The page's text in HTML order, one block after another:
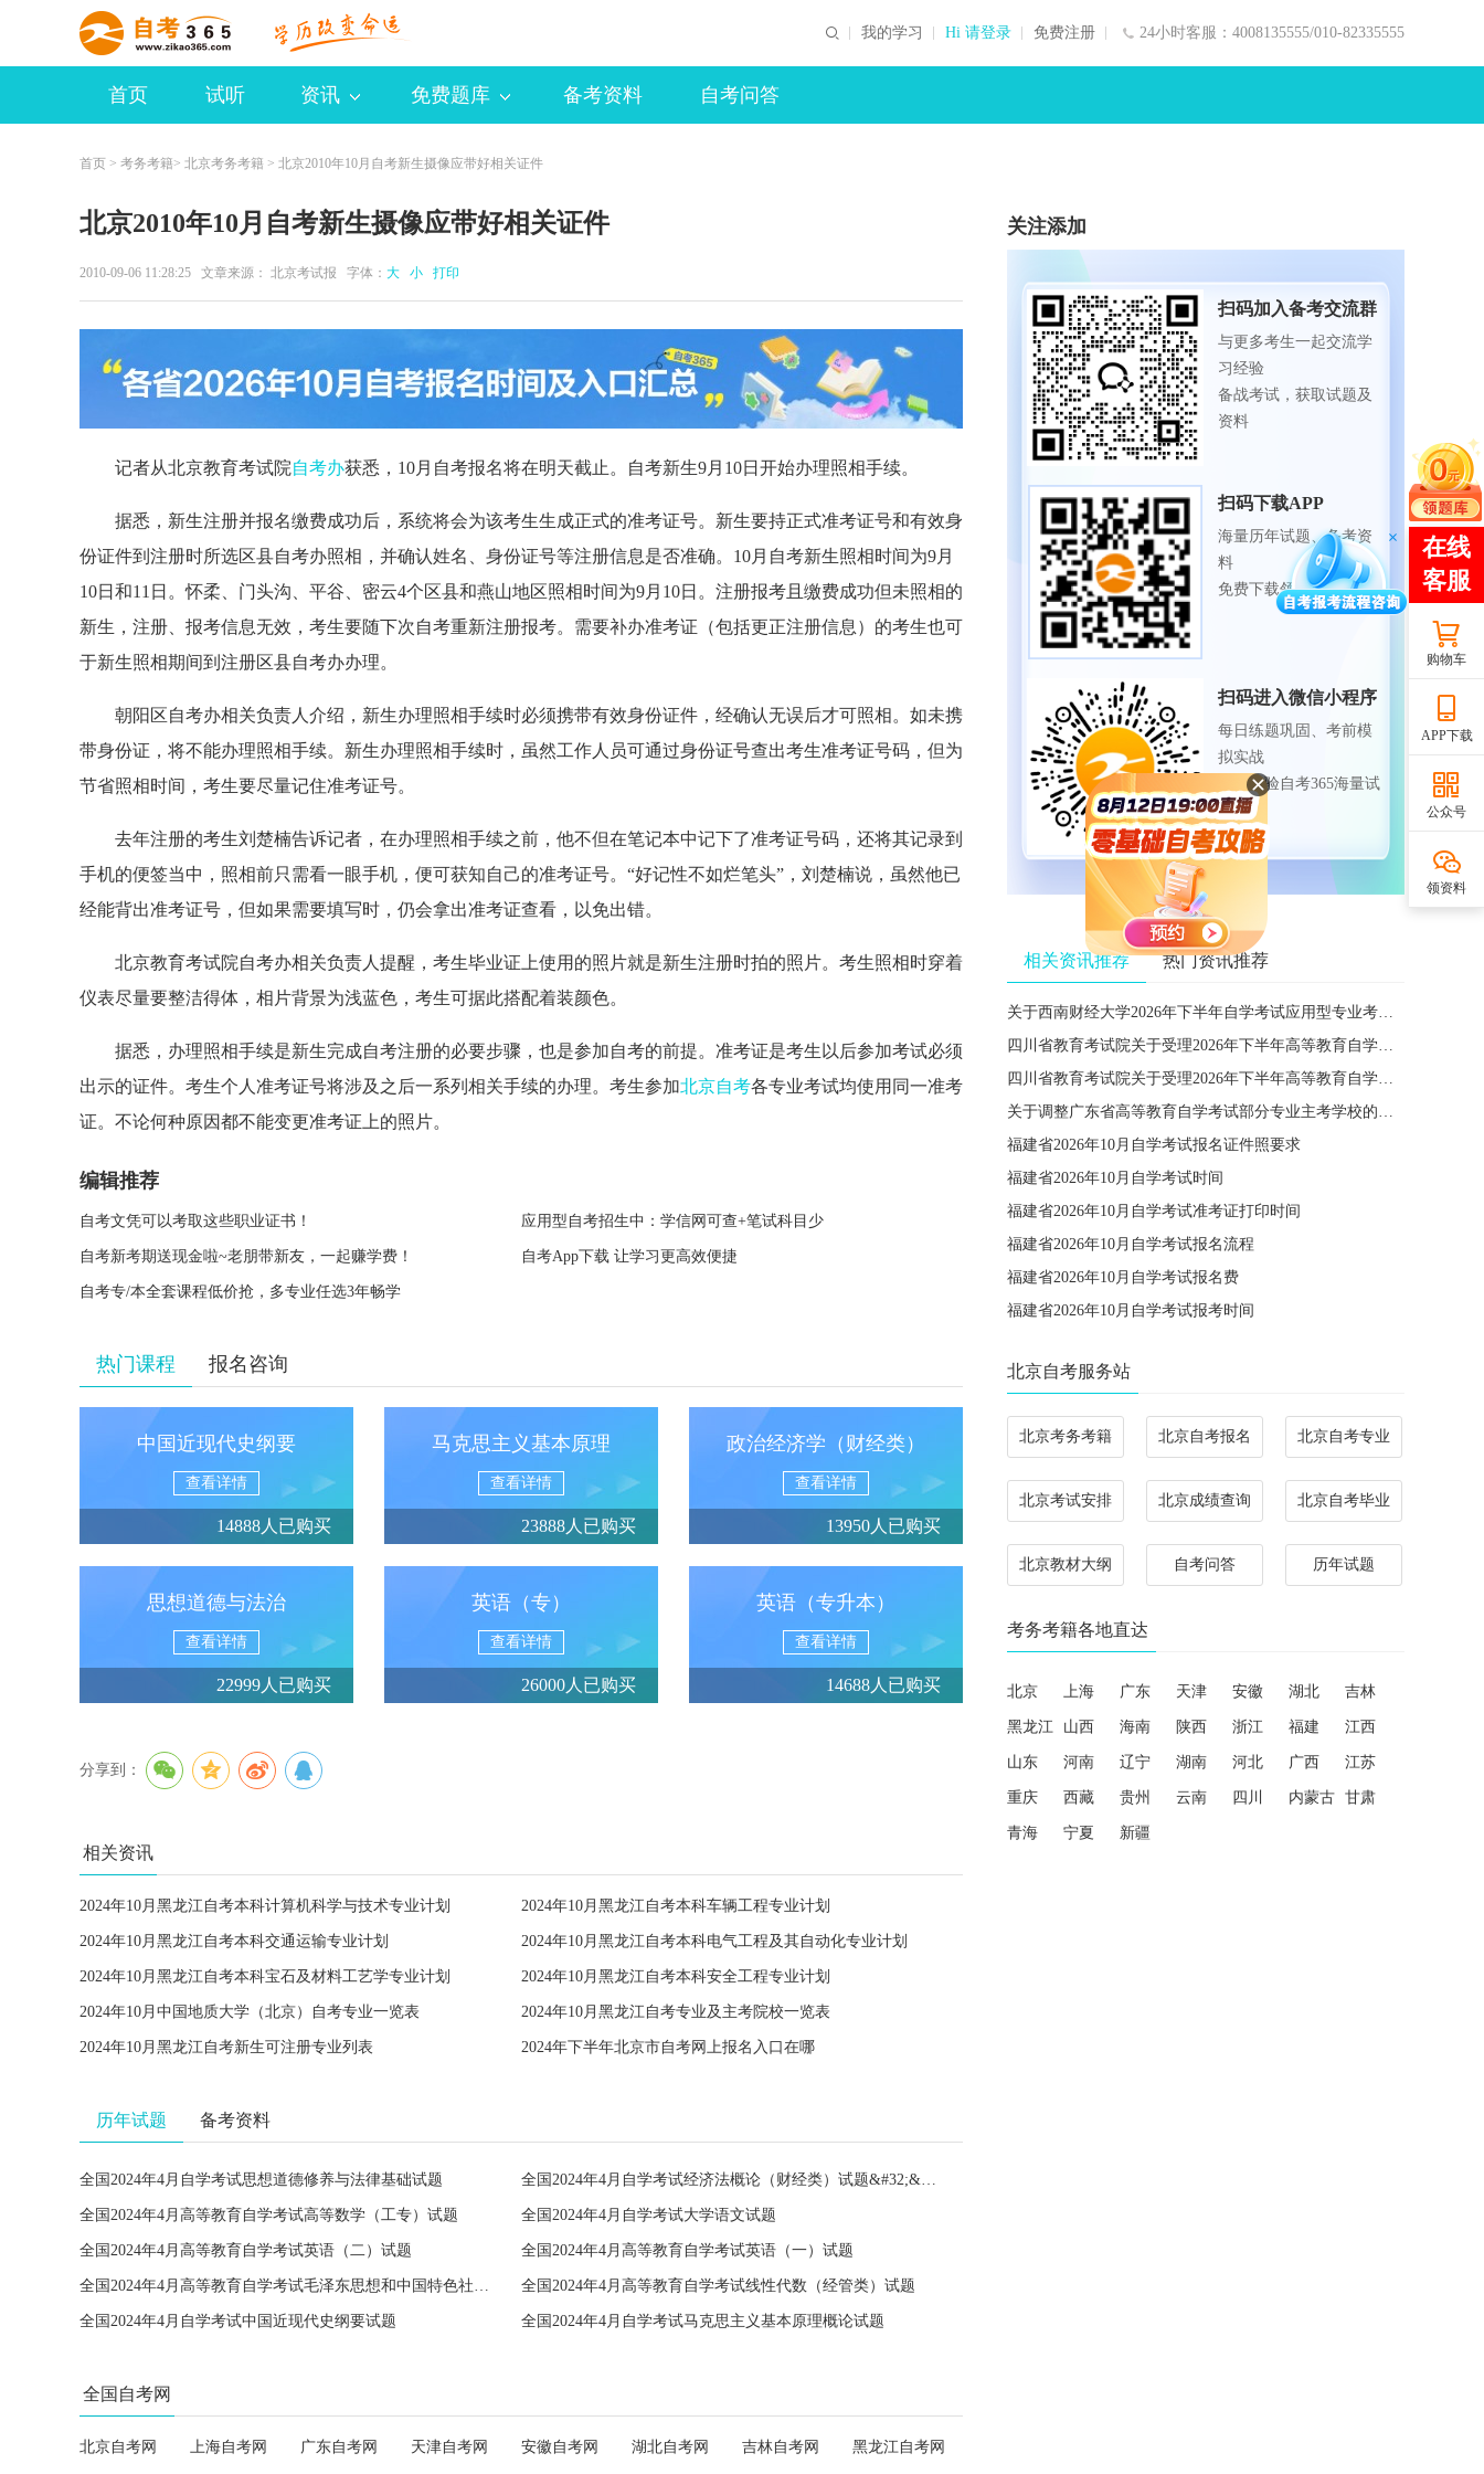
24小时客服：4008135555/010-82335555
我的学习 Hi 请登录 免费注册
首页 试听 资讯 免费题库 备考资料 自考问答
首页 > 考务考籍> 北京考务考籍 > 北京2010年10月自考新生摄像应带好相关证件
北京2010年10月自考新生摄像应带好相关证件
2010-09-06 11:28:25 文章来源： 北京考试报 字体： 大 小 打印
记者从北京教育考试院自考办获悉，10月自考报名将在明天截止。自考新生9月10日开始办理照相手续。
据悉，新生注册并报名缴费成功后，系统将会为该考生生成正式的准考证号。新生要持正式准考证号和有效身
份证件到注册时所选区县自考办照相，并确认姓名、身份证号等注册信息是否准确。10月自考新生照相时间为9月
10日和11日。怀柔、门头沟、平谷、密云4个区县和燕山地区照相时间为9月10日。注册报考且缴费成功但未照相的
新生，注册、报考信息无效，考生要随下次自考重新注册报考。需要补办准考证（包括更正注册信息）的考生也可
于新生照相期间到注册区县自考办办理。
朝阳区自考办相关负责人介绍，新生办理照相手续时必须携带有效身份证件，经确认无误后才可照相。如未携
带身份证，将不能办理照相手续。新生办理照相手续时，虽然工作人员可通过身份证号查出考生准考证号码，但为
节省照相时间，考生要尽量记住准考证号。
去年注册的考生刘楚楠告诉记者，在办理照相手续之前，他不但在笔记本中记下了准考证号码，还将其记录到
手机的便签当中，照相前只需看一眼手机，便可获知自己的准考证号。“好记性不如烂笔头”，刘楚楠说，虽然他已
经能背出准考证号，但如果需要填写时，仍会拿出准考证查看，以免出错。
北京教育考试院自考办相关负责人提醒，考生毕业证上使用的照片就是新生注册时拍的照片。考生照相时穿着
仪表尽量要整洁得体，相片背景为浅蓝色，考生可据此搭配着装颜色。
据悉，办理照相手续是新生完成自考注册的必要步骤，也是参加自考的前提。准考证是考生以后参加考试必须
出示的证件。考生个人准考证号将涉及之后一系列相关手续的办理。考生参加北京自考各专业考试均使用同一准考
证。不论何种原因都不能变更准考证上的照片。
编辑推荐
自考文凭可以考取这些职业证书！ 应用型自考招生中：学信网可查+笔试科目少
自考新考期送现金啦~老朋带新友，一起赚学费！ 自考App下载 让学习更高效便捷
自考专/本全套课程低价抢，多专业任选3年畅学
热门课程 报名咨询
中国近现代史纲要
查看详情
14888人已购买
马克思主义基本原理
查看详情
23888人已购买
政治经济学（财经类）
查看详情
13950人已购买
思想道德与法治
查看详情
22999人已购买
英语（专）
查看详情
26000人已购买
英语（专升本）
查看详情
14688人已购买
分享到：
相关资讯
2024年10月黑龙江自考本科计算机科学与技术专业计划 2024年10月黑龙江自考本科车辆工程专业计划
2024年10月黑龙江自考本科交通运输专业计划 2024年10月黑龙江自考本科电气工程及其自动化专业计划
2024年10月黑龙江自考本科宝石及材料工艺学专业计划 2024年10月黑龙江自考本科安全工程专业计划
2024年10月中国地质大学（北京）自考专业一览表 2024年10月黑龙江自考专业及主考院校一览表
2024年10月黑龙江自考新生可注册专业列表 2024年下半年北京市自考网上报名入口在哪
历年试题 备考资料
全国2024年4月自学考试思想道德修养与法律基础试题 全国2024年4月自学考试经济法概论（财经类）试题&#32;&#32;
全国2024年4月高等教育自学考试高等数学（工专）试题 全国2024年4月自学考试大学语文试题
全国2024年4月高等教育自学考试英语（二）试题 全国2024年4月高等教育自学考试英语（一）试题
全国2024年4月高等教育自学考试毛泽东思想和中国特色社会主义理论体系概论试题 全国2024年4月高等教育自学考试线性代数（经管类）试题
全国2024年4月自学考试中国近现代史纲要试题 全国2024年4月自学考试马克思主义基本原理概论试题
全国自考网
北京自考网 上海自考网 广东自考网 天津自考网 安徽自考网 湖北自考网 吉林自考网 黑龙江自考网
关注添加
扫码加入备考交流群
与更多考生一起交流学
习经验
备战考试，获取试题及
资料
扫码下载APP
海量历年试题、备考资
料
免费下载领取
扫码进入微信小程序
每日练题巩固、考前模
拟实战
免费体验自考365海量试
题
相关资讯推荐 热门资讯推荐
关于西南财经大学2026年下半年自学考试应用型专业考籍更改办理的通知
四川省教育考试院关于受理2026年下半年高等教育自学考试省际转考申请的通告
四川省教育考试院关于受理2026年下半年高等教育自学考试考籍更改申请的通告
关于调整广东省高等教育自学考试部分专业主考学校的通知
福建省2026年10月自学考试报名证件照要求
福建省2026年10月自学考试时间
福建省2026年10月自学考试准考证打印时间
福建省2026年10月自学考试报名流程
福建省2026年10月自学考试报名费
福建省2026年10月自学考试报考时间
北京自考服务站
北京考务考籍 北京自考报名 北京自考专业
北京考试安排 北京成绩查询 北京自考毕业
北京教材大纲 自考问答 历年试题
考务考籍各地直达
北京 上海 广东 天津 安徽 湖北 吉林
黑龙江 山西 海南 陕西 浙江 福建 江西
山东 河南 辽宁 湖南 河北 广西 江苏
重庆 西藏 贵州 云南 四川 内蒙古 甘肃
青海 宁夏 新疆
购物车
APP下载
公众号
领资料